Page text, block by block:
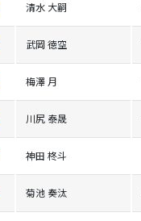
清水 大嗣
武岡 徳空
梅澤 月
川尻 泰晟
神田 柊斗
菊池 奏汰